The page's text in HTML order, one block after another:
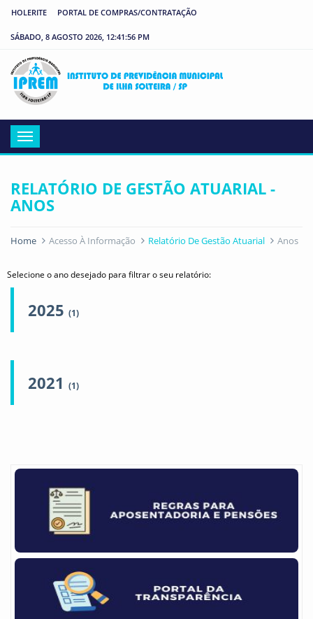
HOLERITE PORTAL DE COMPRAS/CONTRATAÇÃO
SÁBADO, 8 AGOSTO 2026, 12:41:56 PM
Menu
RELATÓRIO DE GESTÃO ATUARIAL -
ANOS
Home Acesso À Informação Relatório De Gestão Atuarial Anos
Selecione o ano desejado para filtrar o seu relatório:
2025 (1)
2021 (1)